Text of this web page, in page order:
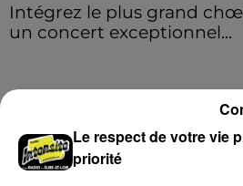
Intégrez le plus grand
un concert exceptionnel...
A LA UNELe respect de votre vie
priorité